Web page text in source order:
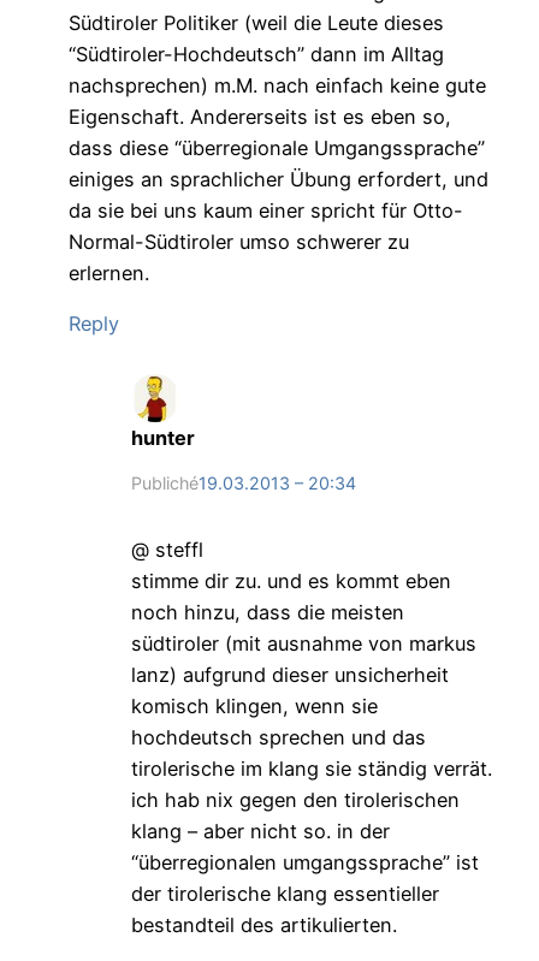
Südtiroler Politiker (weil die Leute dieses
“Südtiroler-Hochdeutsch” dann im Alltag
nachsprechen) m.M. nach einfach keine gute
Eigenschaft. Andererseits ist es eben so,
dass diese “überregionale Umgangssprache”
einiges an sprachlicher Übung erfordert, und
da sie bei uns kaum einer spricht für Otto-
Normal-Südtiroler umso schwerer zu
erlernen.
Reply
hunter
Publiché19.03.2013 – 20:34
@ steffl
stimme dir zu. und es kommt eben
noch hinzu, dass die meisten
südtiroler (mit ausnahme von markus
lanz) aufgrund dieser unsicherheit
komisch klingen, wenn sie
hochdeutsch sprechen und das
tirolerische im klang sie ständig verrät.
ich hab nix gegen den tirolerischen
klang – aber nicht so. in der
“überregionalen umgangssprache” ist
der tirolerische klang essentieller
bestandteil des artikulierten.